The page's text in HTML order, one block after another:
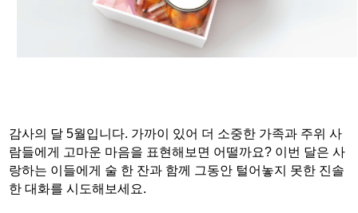
감사의 달 5월입니다. 가까이 있어 더 소중한 가족과 주위 사
람들에게 고마운 마음을 표현해보면 어떨까요? 이번 달은 사
랑하는 이들에게 술 한 잔과 함께 그동안 털어놓지 못한 진솔
한 대화를 시도해보세요.